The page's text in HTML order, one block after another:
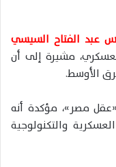
عبد الفتاح السيسي
مشيرة إلى أن
الأوسط.
مصر»، مؤكدة أنه
والتكنولوجية